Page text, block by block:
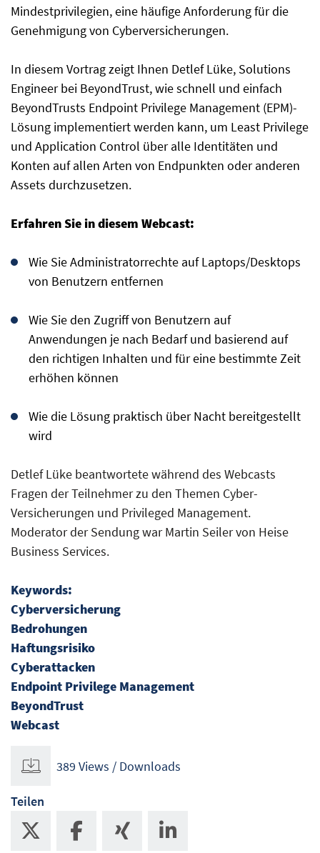
Mindestprivilegien, eine häufige Anforderung für die
Genehmigung von Cyberversicherungen.
In diesem Vortrag zeigt Ihnen Detlef Lüke, Solutions
Engineer bei BeyondTrust, wie schnell und einfach
BeyondTrusts Endpoint Privilege Management (EPM)-
Lösung implementiert werden kann, um Least Privilege
und Application Control über alle Identitäten und
Konten auf allen Arten von Endpunkten oder anderen
Assets durchzusetzen.
Erfahren Sie in diesem Webcast:
Wie Sie Administratorrechte auf Laptops/Desktops
von Benutzern entfernen
Wie Sie den Zugriff von Benutzern auf
Anwendungen je nach Bedarf und basierend auf
den richtigen Inhalten und für eine bestimmte Zeit
erhöhen können
Wie die Lösung praktisch über Nacht bereitgestellt
wird
Detlef Lüke beantwortete während des Webcasts
Fragen der Teilnehmer zu den Themen Cyber-
Versicherungen und Privileged Management.
Moderator der Sendung war Martin Seiler von Heise
Business Services.
Keywords:
Cyberversicherung
Bedrohungen
Haftungsrisiko
Cyberattacken
Endpoint Privilege Management
BeyondTrust
Webcast
389 Views / Downloads
Teilen